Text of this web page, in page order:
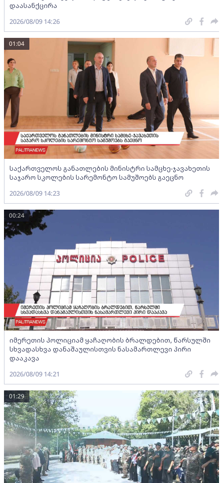
დაასანქცირა
2026/08/09 14:26
საქართველოს განათლების მინისტრი სამცხე-ჯავახეთის
საჯარო სკოლების სარემონტო სამუშოებს გაეცნო
01:04
2026/08/09 14:23
იმერეთის პოლიციამ ყაჩაღობის ბრალდებით, წარსულში
სხვადასხვა დანაშაულისთვის ნასამართლევი პირი
დააკავა
00:24
2026/08/09 14:21
01:29